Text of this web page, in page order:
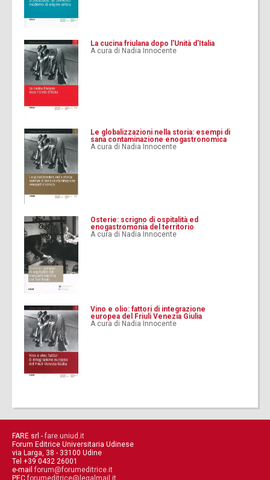
La cucina friulana dopo l'Unità d'Italia
A cura di Nadia Innocente
Le globalizzazioni nella storia: esempi di
sana contaminazione enogastronomica
A cura di Nadia Innocente
Osterie: scrigno di ospitalità ed
enogastromonia del territorio
A cura di Nadia Innocente
Vino e olio: fattori di integrazione
europea del Friuli Venezia Giulia
A cura di Nadia Innocente
FARE srl - fare.uniud.it
Forum Editrice Universitaria Udinese
via Larga, 38 - 33100 Udine
Tel +39 0432 26001
e-mail forum@forumeditrice.it
PEC forumeditrice@legalmail.it